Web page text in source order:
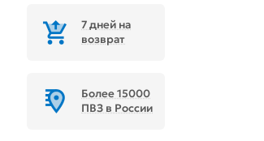
7 дней на
возврат
Более 15000
ПВЗ в России